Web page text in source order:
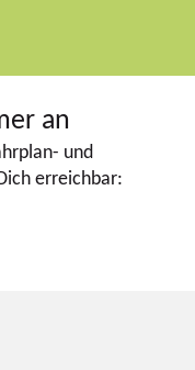
an
und
erreichbar: